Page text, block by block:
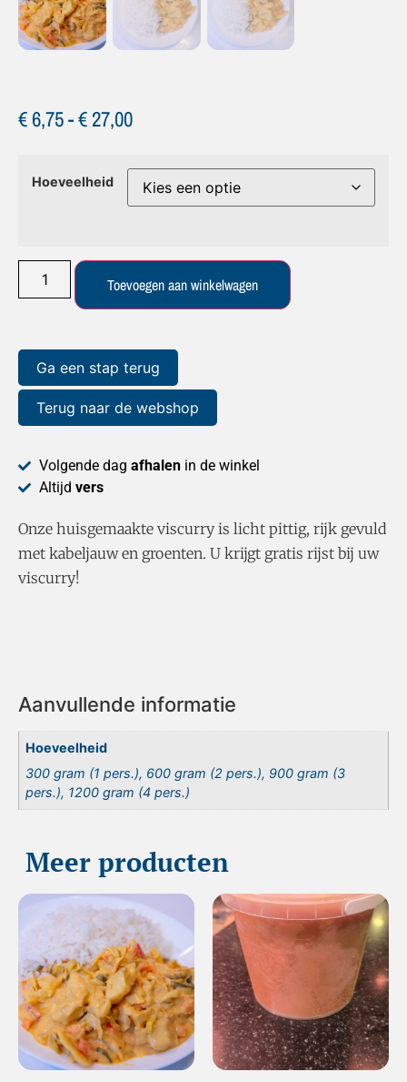
€6,75-€27,00
Hoeveelheid
Toevoegen aan winkelwagen
Ga een stap terug
Terug naar de webshop
Volgende dag afhalen in de winkel
Altijd vers
Onze huisgemaakte viscurry is licht pittig, rijk gevuld
met kabeljauw en groenten. U krijgt gratis rijst bij uw
viscurry!
Aanvullende informatie
Hoeveelheid
300 gram (1 pers.), 600 gram (2 pers.), 900 gram (3
pers.), 1200 gram (4 pers.)
Meer producten